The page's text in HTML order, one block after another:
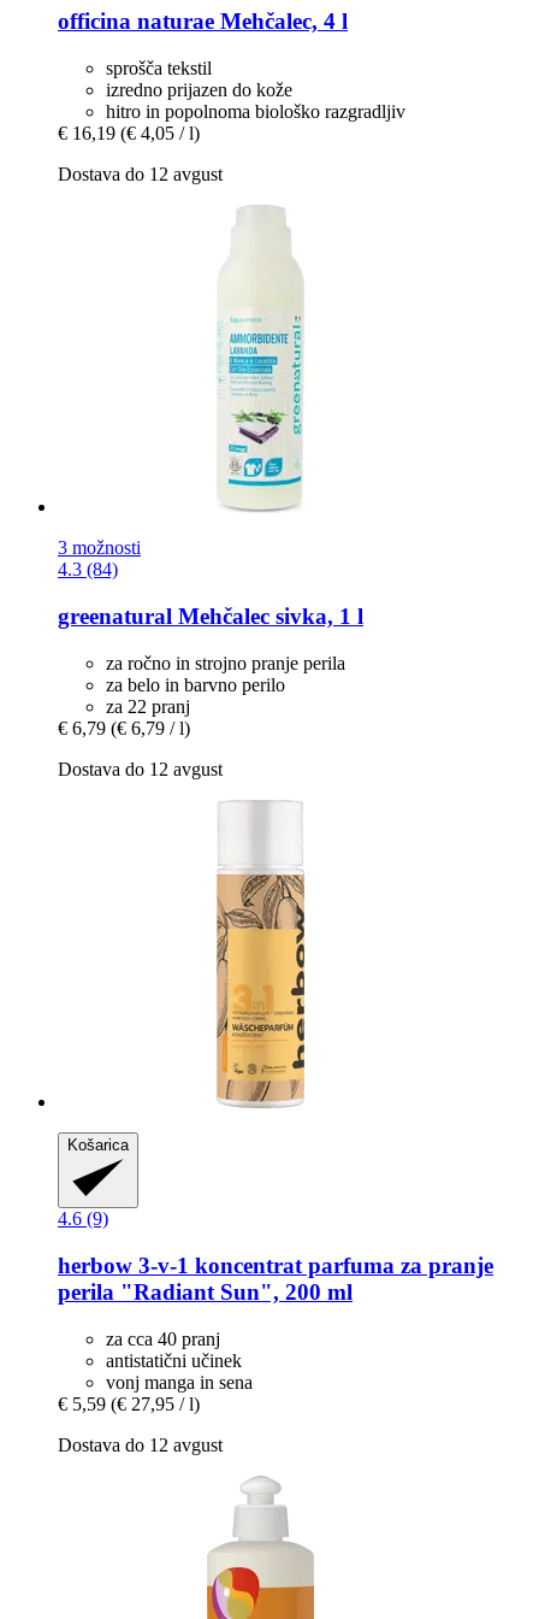
officina naturae Mehčalec, 4 l
sprošča tekstil
izredno prijazen do kože
hitro in popolnoma biološko razgradljiv
€ 16,19 (€ 4,05 / l)
Dostava do 12 avgust
3 možnosti
4.3 (84)
greenatural Mehčalec sivka, 1 l
za ročno in strojno pranje perila
za belo in barvno perilo
za 22 pranj
€ 6,79 (€ 6,79 / l)
Dostava do 12 avgust
Košarica
4.6 (9)
herbow 3-​v-​1 koncentrat parfuma za pranje
perila "Radiant Sun", 200 ml
za cca 40 pranj
antistatični učinek
vonj manga in sena
€ 5,59 (€ 27,95 / l)
Dostava do 12 avgust